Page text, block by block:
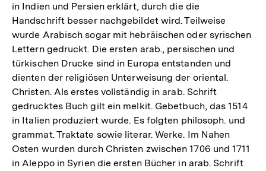
in Indien und Persien erklärt, durch die die
Handschrift besser nachgebildet wird. Teilweise
wurde Arabisch sogar mit hebräischen oder syrischen
Lettern gedruckt. Die ersten arab., persischen und
türkischen Drucke sind in Europa entstanden und
dienten der religiösen Unterweisung der oriental.
Christen. Als erstes vollständig in arab. Schrift
gedrucktes Buch gilt ein melkit. Gebetbuch, das 1514
in Italien produziert wurde. Es folgten philosoph. und
grammat. Traktate sowie literar. Werke. Im Nahen
Osten wurden durch Christen zwischen 1706 und 1711
in Aleppo in Syrien die ersten Bücher in arab. Schrift